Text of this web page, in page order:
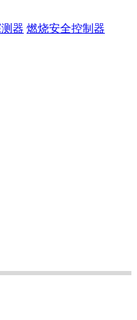
器 燃烧安全控制器